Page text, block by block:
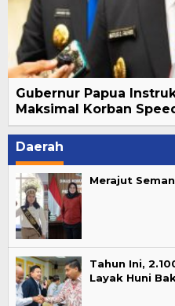
Gubernur Papua
Maksimal Korban
Daerah
Merajut
Tahun Ini,
Layak Huni